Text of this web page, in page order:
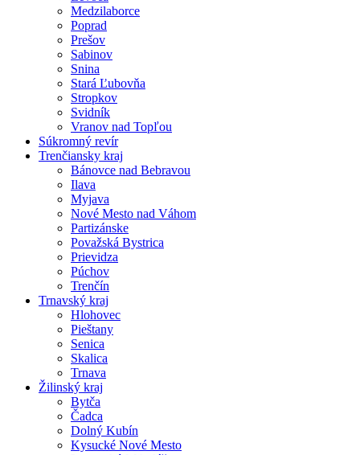
Medzilaborce
Poprad
Prešov
Sabinov
Snina
Stará Ľubovňa
Stropkov
Svidník
Vranov nad Topľou
Súkromný revír
Trenčiansky kraj
Bánovce nad Bebravou
Ilava
Myjava
Nové Mesto nad Váhom
Partizánske
Považská Bystrica
Prievidza
Púchov
Trenčín
Trnavský kraj
Hlohovec
Pieštany
Senica
Skalica
Trnava
Žilinský kraj
Bytča
Čadca
Dolný Kubín
Kysucké Nové Mesto